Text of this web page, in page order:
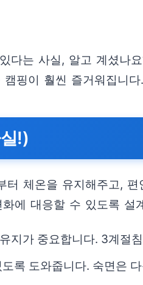
는 사실, 알고 계셨나
핑이 훨씬 즐거워집니다.
!)
체온을 유지해주고,
에 대응할 수 있도록 설
지가 중요합니다. 3계절
록 도와줍니다. 숙면은